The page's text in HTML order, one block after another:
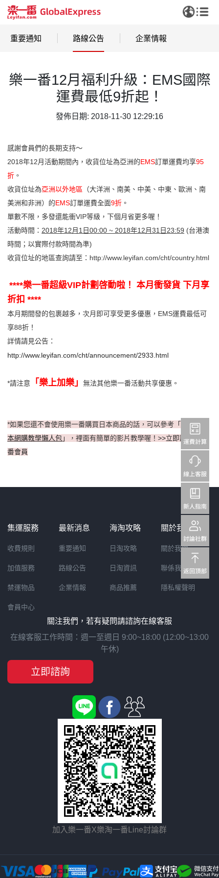
重要通知 路線公告 企業情報
樂一番12月福利升級：EMS國際
運費最低9折起！
發佈日期: 2018-11-30 12:29:16
感謝會員們的長期支持～
2018年12月活動期間內，收貨位址為亞洲的EMS訂單運費均享95
折 。
收貨位址為亞洲以外地區 （大洋洲、南美、中美、中東、歐洲、南
美洲和非洲）的EMS訂單運費全面9折 。
單數不限，多發還能衝VIP等級，下個月省更多喔！
活動時間： 2018年12月1日00:00 ~ 2018年12月31日23:59 (台港澳
時間；以實際付款時間為準)
收貨位址的地區查詢請至： http://www.leyifan.com/cht/country.html
****樂一番超級VIP計劃啓動啦！ 本月衝發貨 下月享
折扣 ****
本月期間發的包裹越多，次月即可享受更多優惠，EMS運費最低可
享88折！
詳情請見公告：
http://www.leyifan.com/cht/announcement/2933.html
*請注意 「樂上加樂」 無法其他樂一番活動共享優惠。
*如果您還不會使用樂一番購買日本商品的話，可以參考 「
樂一番日
本網購教學懶人包 」 ，裡面有簡單的影片教學喔！ >>立即註冊樂一
番會員
集運服務
收費規則
加值服務
禁運物品
會員中心
最新消息
重要通知
路線公告
企業情報
海淘攻略
日淘攻略
日淘資訊
商品推薦
關於我們
關於我們
聯係我們
隱私權聲明
關注我們，若有疑問請諮詢在線客服
在線客服工作時間：週一至週日 9:00~18:00 (12:00~13:00
午休)
立即諮詢
加入樂一番X樂淘一番Line討論群